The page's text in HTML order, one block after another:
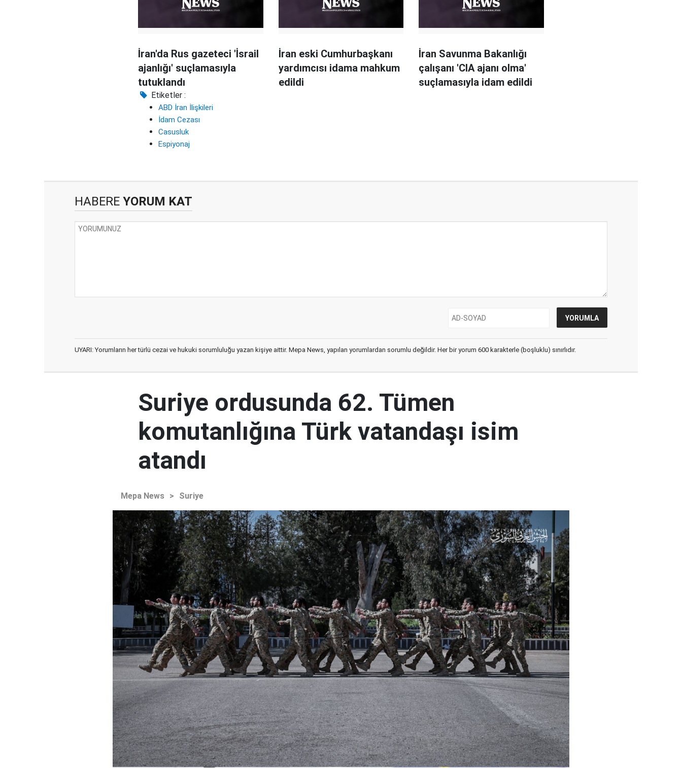
İran'da Rus gazeteci 'İsrail
ajanlığı' suçlamasıyla
tutuklandı
İran eski Cumhurbaşkanı
yardımcısı idama mahkum
edildi
İran Savunma Bakanlığı
çalışanı 'CIA ajanı olma'
suçlamasıyla idam edildi
Etiketler :
ABD İran İlişkileri
İdam Cezası
Casusluk
Espiyonaj
HABERE YORUM KAT
UYARI: Yorumların her türlü cezai ve hukuki sorumluluğu yazan kişiye aittir. Mepa News, yapılan yorumlardan sorumlu değildir. Her bir yorum 600 karakterle (boşluklu) sınırlıdır.
Suriye ordusunda 62. Tümen
komutanlığına Türk vatandaşı isim
atandı
Mepa News > Suriye